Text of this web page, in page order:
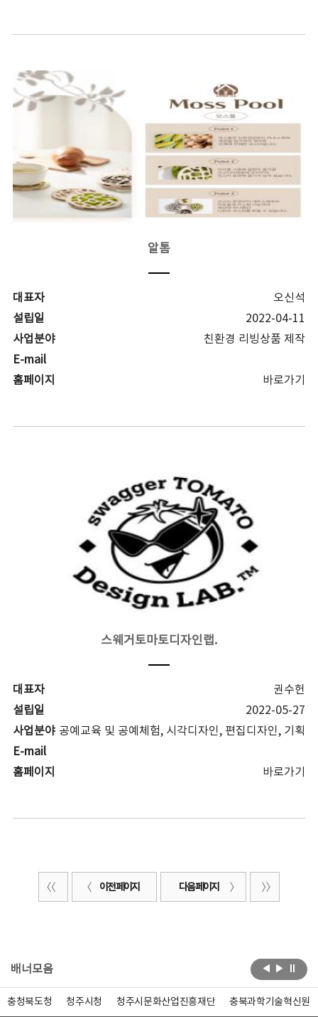
알톰
대표자
오신석
설립일
2022-04-11
사업분야
친환경 리빙상품 제작
E-mail
홈페이지
바로가기
스웨거토마토디자인랩.
대표자
권수헌
설립일
2022-05-27
사업분야 공예교육 및 공예체험, 시각디자인, 편집디자인, 기획
E-mail
홈페이지
바로가기
이전 페이지 다음 페이지
배너모음
충청북도청 청주시청 청주시문화산업진흥재단 충북과학기술혁신원